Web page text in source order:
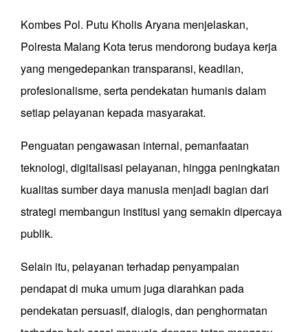
Kombes Pol. Putu Kholis Aryana menjelaskan,
Polresta Malang Kota terus mendorong budaya kerja
yang mengedepankan transparansi, keadilan,
profesionalisme, serta pendekatan humanis dalam
setiap pelayanan kepada masyarakat.
Penguatan pengawasan internal, pemanfaatan
teknologi, digitalisasi pelayanan, hingga peningkatan
kualitas sumber daya manusia menjadi bagian dari
strategi membangun institusi yang semakin dipercaya
publik.
Selain itu, pelayanan terhadap penyampaian
pendapat di muka umum juga diarahkan pada
pendekatan persuasif, dialogis, dan penghormatan